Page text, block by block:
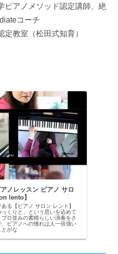
ピアノメソッド認定講師、絶
コーチ
教室（松田式知育）
ノレッスン ピアノ サロ
lento】
る【ピアノ サロン レント】
くりと」という思いを込めて
ロ並みの素晴らしい演奏をさ
ピアノへの憧れは人一倍強い
とがな